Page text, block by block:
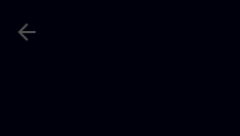
arrow_back